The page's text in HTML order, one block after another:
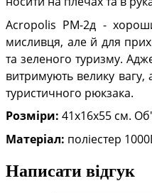
Acropolis РМ-2д -
мисливця, але й для
та зеленого туризму.
витримують велику вагу,
туристичного рюкзака.
Розміри: 41х16х55 см.
Матеріал: поліестер
Написати відгук